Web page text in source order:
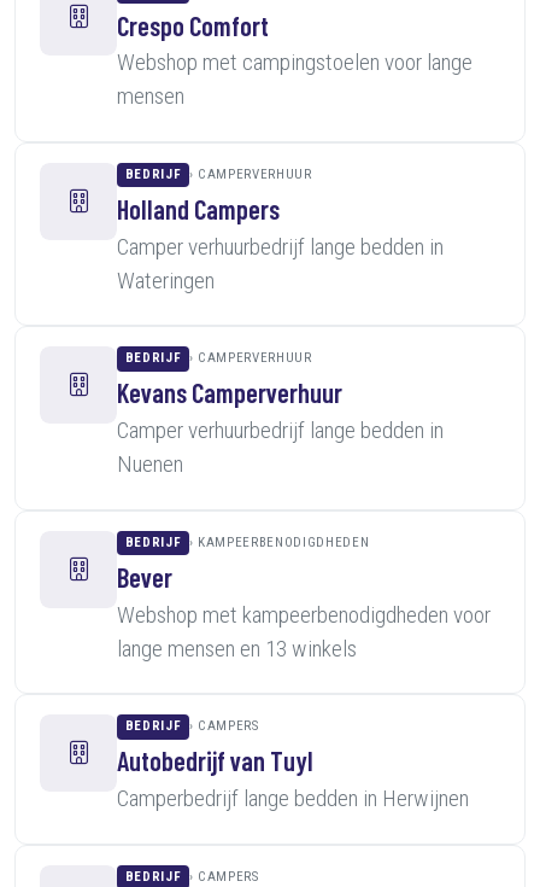
Crespo Comfort
Webshop met campingstoelen voor lange
mensen
BEDRIJF CAMPERVERHUUR
Holland Campers
Camper verhuurbedrijf lange bedden in
Wateringen
BEDRIJF CAMPERVERHUUR
Kevans Camperverhuur
Camper verhuurbedrijf lange bedden in
Nuenen
BEDRIJF KAMPEERBENODIGDHEDEN
Bever
Webshop met kampeerbenodigdheden voor
lange mensen en 13 winkels
BEDRIJF CAMPERS
Autobedrijf van Tuyl
Camperbedrijf lange bedden in Herwijnen
BEDRIJF CAMPERS